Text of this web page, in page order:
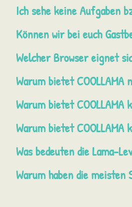
Ich sehe keine Aufgaben
Können wir bei euch
Welcher Browser eignet
Warum bietet
Warum bietet COOLLAMA
Warum bietet
Was bedeuten die Lama-
Warum haben die